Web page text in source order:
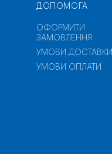
ДОПОМОГА
ОФОРМИТИ
ЗАМОВЛЕННЯ
УМОВИ ДОСТАВКИ
УМОВИ ОПЛАТИ